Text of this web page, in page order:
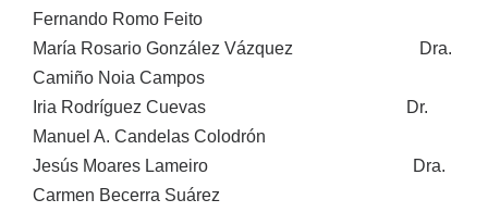
Fernando Romo Feito
María Rosario González Vázquez Dra.
Camiño Noia Campos
Iria Rodríguez Cuevas Dr.
Manuel A. Candelas Colodrón
Jesús Moares Lameiro Dra.
Carmen Becerra Suárez